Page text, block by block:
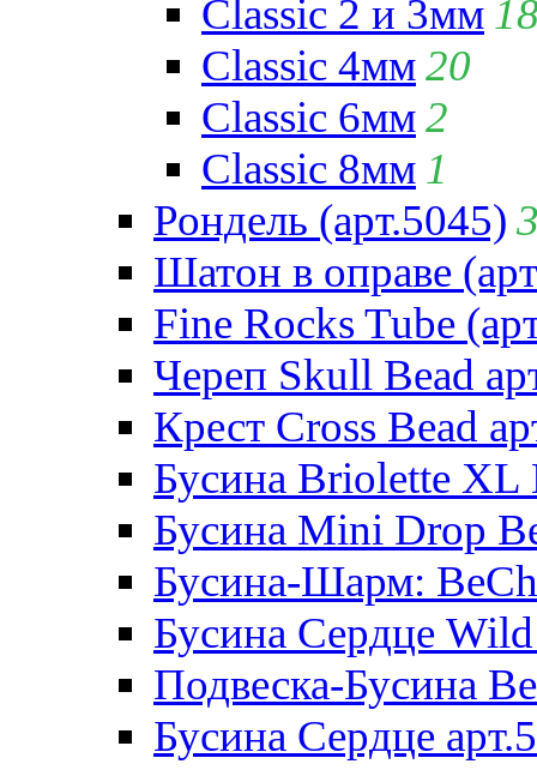
Classic 2 и 3мм
Classic 4мм20
Classic 6мм2
Classic 8мм 1
Рондель (арт.5045)
Шатон в оправе
Fine Rocks Tube
Череп Skull Bead
Крест Cross Bead
Бусина Briolette XL
Бусина Mini Drop
Бусина-Шарм:
Бусина Сердце
Подвеска-Бусина
Бусина Сердце